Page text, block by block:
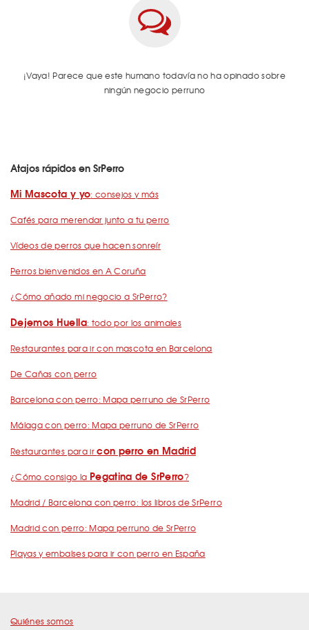
¡Vaya! Parece que este humano todavía no ha opinado sobre
ningún negocio perruno
Atajos rápidos en SrPerro
Mi Mascota y yo: consejos y más
Cafés para merendar junto a tu perro
Vídeos de perros que hacen sonreír
Perros bienvenidos en A Coruña
¿Cómo añado mi negocio a SrPerro?
Dejemos Huella: todo por los animales
Restaurantes para ir con mascota en Barcelona
De Cañas con perro
Barcelona con perro: Mapa perruno de SrPerro
Málaga con perro: Mapa perruno de SrPerro
Restaurantes para ircon perro en Madrid
¿Cómo consigo la Pegatina de SrPerro?
Madrid / Barcelona con perro: los libros de SrPerro
Madrid con perro: Mapa perruno de SrPerro
Playas y embalses para ir con perro en España
Quiénes somos